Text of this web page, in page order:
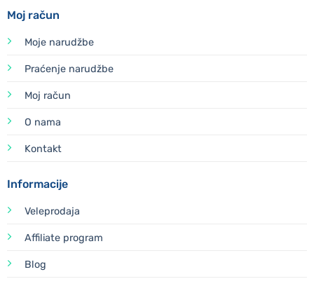
Moj račun
Moje narudžbe
Praćenje narudžbe
Moj račun
O nama
Kontakt
Informacije
Veleprodaja
Affiliate program
Blog